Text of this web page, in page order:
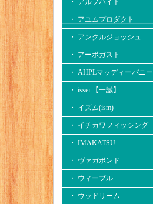
・ アルフハイト
・ アユムプロダクト
・ アンクルジョッシュ
・ アーボガスト
・ AHPLマッディーバニー
・ issei 【一誠】
・ イズム(ism)
・ イチカワフィッシング
・ IMAKATSU
・ ヴァガボンド
・ ウィーブル
・ ウッドリーム